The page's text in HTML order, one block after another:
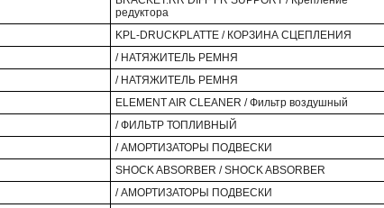
редуктора
KPL-DRUCKPLATTE / КОРЗИНА СЦЕПЛЕНИЯ
/ НАТЯЖИТЕЛЬ РЕМНЯ
/ НАТЯЖИТЕЛЬ РЕМНЯ
ELEMENT AIR CLEANER / Фильтр воздушный
/ ФИЛЬТР ТОПЛИВНЫЙ
/ АМОРТИЗАТОРЫ ПОДВЕСКИ
SHOCK ABSORBER / SHOCK ABSORBER
/ АМОРТИЗАТОРЫ ПОДВЕСКИ